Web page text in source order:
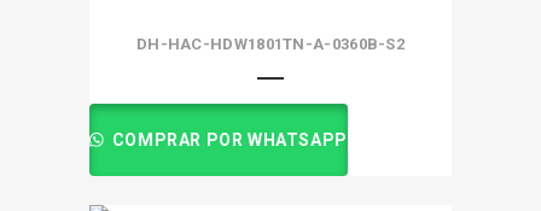
DH-HAC-HDW1801TN-A-0360B-S2
COMPRAR POR WHATSAPP